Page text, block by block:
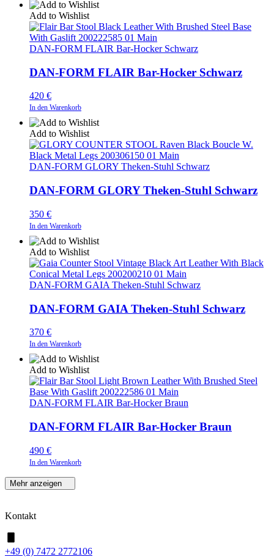
Add to Wishlist
DAN-FORM FLAIR Bar-Hocker Schwarz
DAN-FORM FLAIR Bar-Hocker Schwarz
420 €
In den Warenkorb
Add to Wishlist
DAN-FORM GLORY Theken-Stuhl Schwarz
DAN-FORM GLORY Theken-Stuhl Schwarz
350 €
In den Warenkorb
Add to Wishlist
DAN-FORM GAIA Theken-Stuhl Schwarz
DAN-FORM GAIA Theken-Stuhl Schwarz
370 €
In den Warenkorb
Add to Wishlist
DAN-FORM FLAIR Bar-Hocker Braun
DAN-FORM FLAIR Bar-Hocker Braun
490 €
In den Warenkorb
Mehr anzeigen
Kontakt
+49 (0) 7472 2772106